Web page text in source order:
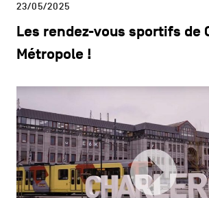
23/05/2025
Les rendez-vous sportifs de
Métropole !